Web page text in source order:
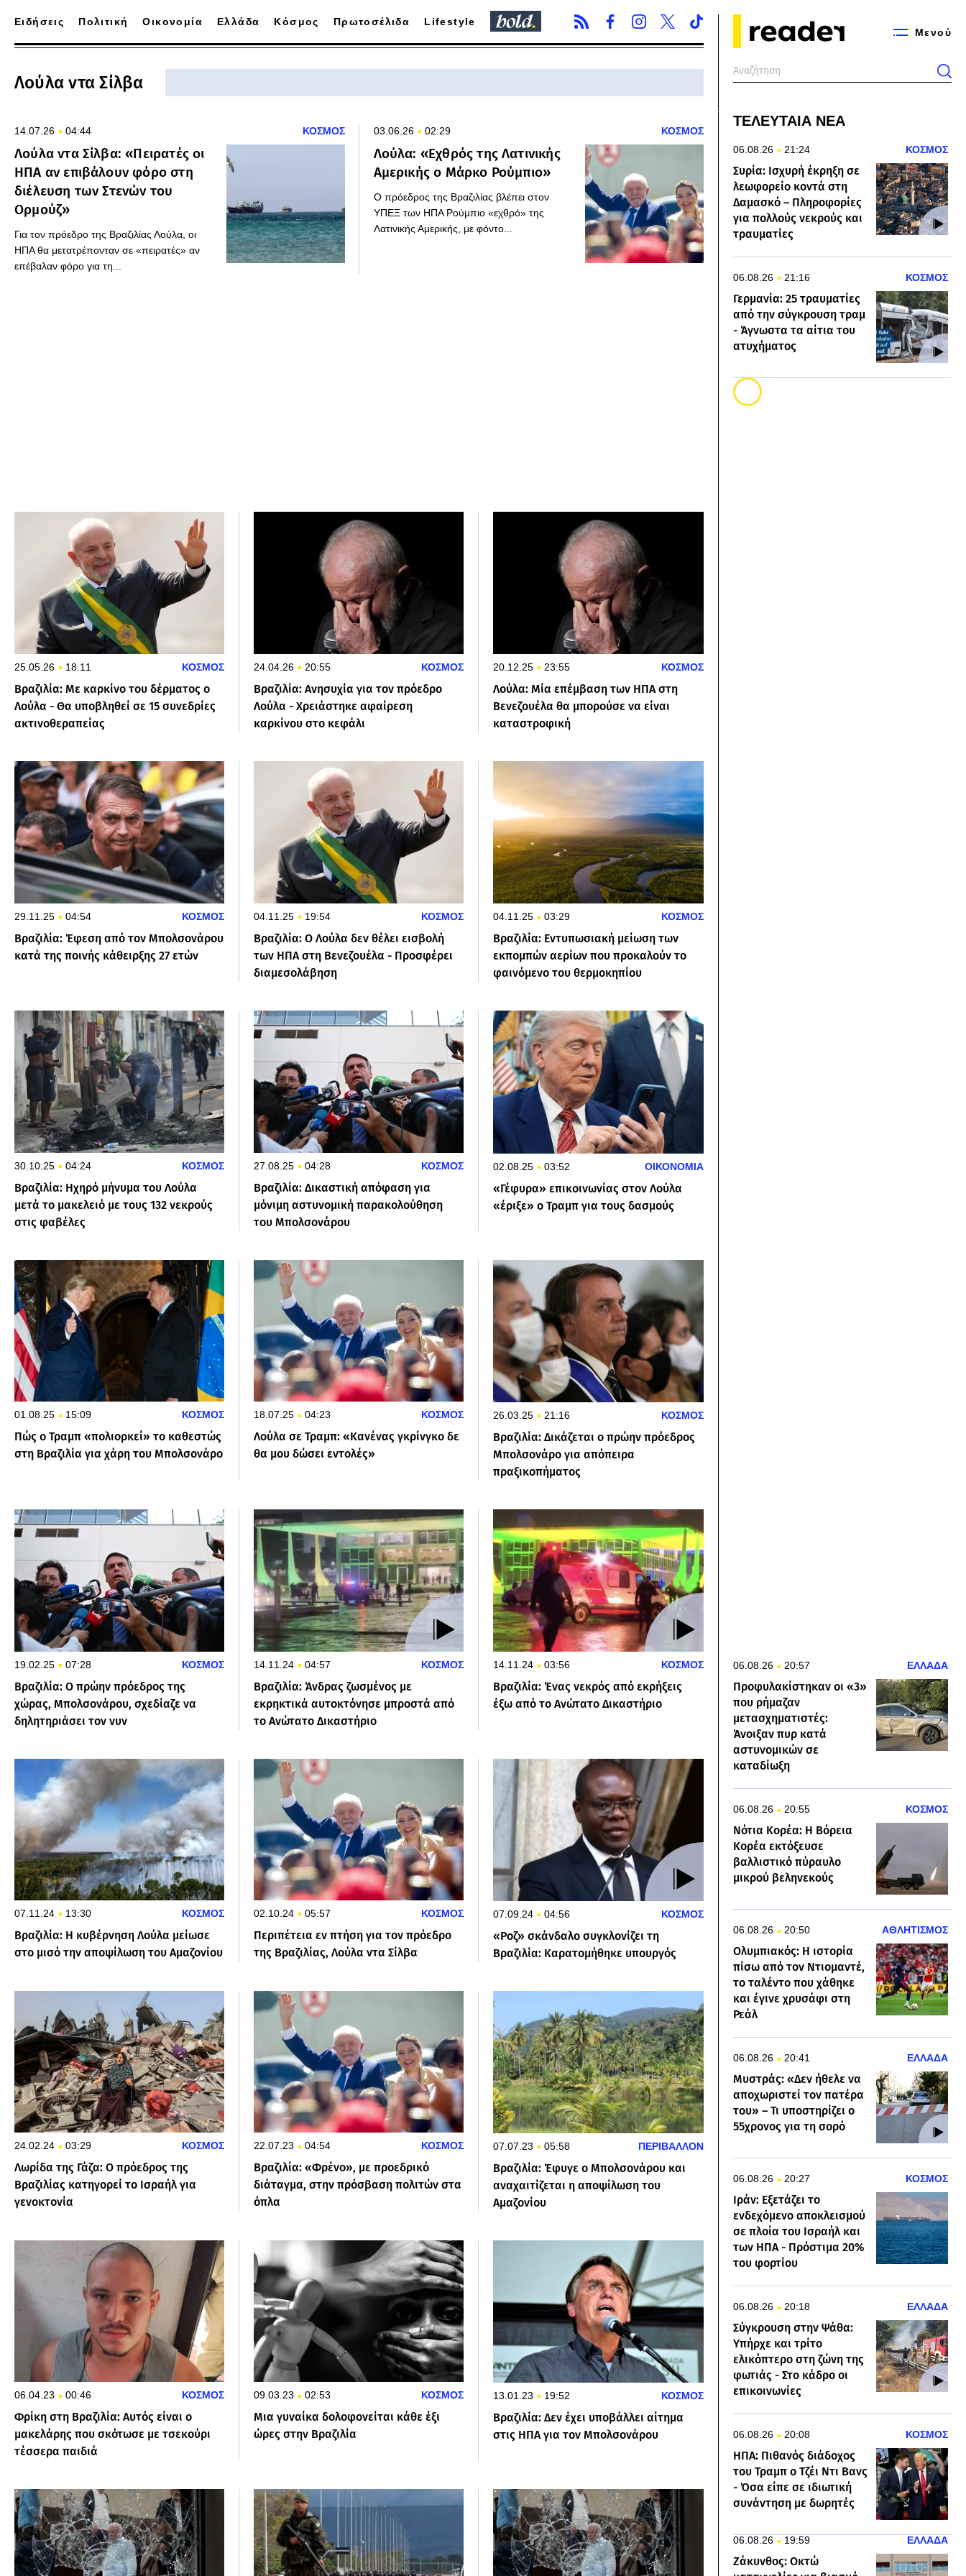
Μενού
Ειδήσεις Πολιτική Οικονομία Ελλάδα Κόσμος Πρωτοσέλιδα Lifestyle
Λούλα ντα Σίλβα
14.07.26 04:44 ΚΟΣΜΟΣ
Λούλα ντα Σίλβα: «Πειρατές οι
ΗΠΑ αν επιβάλουν φόρο στη
διέλευση των Στενών του
Ορμούζ»
Για τον πρόεδρο της Βραζιλίας Λούλα, οι
ΗΠΑ θα μετατρέπονταν σε «πειρατές» αν
επέβαλαν φόρο για τη...
03.06.26 02:29 ΚΟΣΜΟΣ
Λούλα: «Εχθρός της Λατινικής
Αμερικής ο Μάρκο Ρούμπιο»
Ο πρόεδρος της Βραζιλίας βλέπει στον
ΥΠΕΞ των ΗΠΑ Ρούμπιο «εχθρό» της
Λατινικής Αμερικής, με φόντο...
25.05.26 18:11 ΚΟΣΜΟΣ
Βραζιλία: Με καρκίνο του δέρματος ο
Λούλα - Θα υποβληθεί σε 15 συνεδρίες
ακτινοθεραπείας
24.04.26 20:55 ΚΟΣΜΟΣ
Βραζιλία: Ανησυχία για τον πρόεδρο
Λούλα - Χρειάστηκε αφαίρεση
καρκίνου στο κεφάλι
20.12.25 23:55 ΚΟΣΜΟΣ
Λούλα: Μία επέμβαση των ΗΠΑ στη
Βενεζουέλα θα μπορούσε να είναι
καταστροφική
29.11.25 04:54 ΚΟΣΜΟΣ
Βραζιλία: Έφεση από τον Μπολσονάρου
κατά της ποινής κάθειρξης 27 ετών
04.11.25 19:54 ΚΟΣΜΟΣ
Βραζιλία: Ο Λούλα δεν θέλει εισβολή
των ΗΠΑ στη Βενεζουέλα - Προσφέρει
διαμεσολάβηση
04.11.25 03:29 ΚΟΣΜΟΣ
Βραζιλία: Εντυπωσιακή μείωση των
εκπομπών αερίων που προκαλούν το
φαινόμενο του θερμοκηπίου
30.10.25 04:24 ΚΟΣΜΟΣ
Βραζιλία: Ηχηρό μήνυμα του Λούλα
μετά το μακελειό με τους 132 νεκρούς
στις φαβέλες
27.08.25 04:28 ΚΟΣΜΟΣ
Βραζιλία: Δικαστική απόφαση για
μόνιμη αστυνομική παρακολούθηση
του Μπολσονάρου
02.08.25 03:52 ΟΙΚΟΝΟΜΙΑ
«Γέφυρα» επικοινωνίας στον Λούλα
«έριξε» ο Τραμπ για τους δασμούς
01.08.25 15:09 ΚΟΣΜΟΣ
Πώς ο Τραμπ «πολιορκεί» το καθεστώς
στη Βραζιλία για χάρη του Μπολσονάρο
18.07.25 04:23 ΚΟΣΜΟΣ
Λούλα σε Τραμπ: «Κανένας γκρίνγκο δε
θα μου δώσει εντολές»
26.03.25 21:16 ΚΟΣΜΟΣ
Βραζιλία: Δικάζεται ο πρώην πρόεδρος
Μπολσονάρο για απόπειρα
πραξικοπήματος
19.02.25 07:28 ΚΟΣΜΟΣ
Βραζιλία: Ο πρώην πρόεδρος της
χώρας, Μπολσονάρου, σχεδίαζε να
δηλητηριάσει τον νυν
14.11.24 04:57 ΚΟΣΜΟΣ
Βραζιλία: Άνδρας ζωσμένος με
εκρηκτικά αυτοκτόνησε μπροστά από
το Ανώτατο Δικαστήριο
14.11.24 03:56 ΚΟΣΜΟΣ
Βραζιλία: Ένας νεκρός από εκρήξεις
έξω από το Ανώτατο Δικαστήριο
07.11.24 13:30 ΚΟΣΜΟΣ
Βραζιλία: Η κυβέρνηση Λούλα μείωσε
στο μισό την αποψίλωση του Αμαζονίου
02.10.24 05:57 ΚΟΣΜΟΣ
Περιπέτεια εν πτήση για τον πρόεδρο
της Βραζιλίας, Λούλα ντα Σίλβα
07.09.24 04:56 ΚΟΣΜΟΣ
«Ροζ» σκάνδαλο συγκλονίζει τη
Βραζιλία: Καρατομήθηκε υπουργός
24.02.24 03:29 ΚΟΣΜΟΣ
Λωρίδα της Γάζα: Ο πρόεδρος της
Βραζιλίας κατηγορεί το Ισραήλ για
γενοκτονία
22.07.23 04:54 ΚΟΣΜΟΣ
Βραζιλία: «Φρένο», με προεδρικό
διάταγμα, στην πρόσβαση πολιτών στα
όπλα
07.07.23 05:58 ΠΕΡΙΒΑΛΛΟΝ
Βραζιλία: Έφυγε ο Μπολσονάρου και
αναχαιτίζεται η αποψίλωση του
Αμαζονίου
06.04.23 00:46 ΚΟΣΜΟΣ
Φρίκη στη Βραζιλία: Αυτός είναι ο
μακελάρης που σκότωσε με τσεκούρι
τέσσερα παιδιά
09.03.23 02:53 ΚΟΣΜΟΣ
Μια γυναίκα δολοφονείται κάθε έξι
ώρες στην Βραζιλία
13.01.23 19:52 ΚΟΣΜΟΣ
Βραζιλία: Δεν έχει υποβάλλει αίτημα
στις ΗΠΑ για τον Μπολσονάρου
ΤΕΛΕΥΤΑΙΑ ΝΕΑ
06.08.26 21:24 ΚΟΣΜΟΣ
Συρία: Ισχυρή έκρηξη σε
λεωφορείο κοντά στη
Δαμασκό – Πληροφορίες
για πολλούς νεκρούς και
τραυματίες
06.08.26 21:16 ΚΟΣΜΟΣ
Γερμανία: 25 τραυματίες
από την σύγκρουση τραμ
- Άγνωστα τα αίτια του
ατυχήματος
06.08.26 20:57 ΕΛΛΑΔΑ
Προφυλακίστηκαν οι «3»
που ρήμαζαν
μετασχηματιστές:
Άνοιξαν πυρ κατά
αστυνομικών σε
καταδίωξη
06.08.26 20:55 ΚΟΣΜΟΣ
Νότια Κορέα: Η Βόρεια
Κορέα εκτόξευσε
βαλλιστικό πύραυλο
μικρού βεληνεκούς
06.08.26 20:50 ΑΘΛΗΤΙΣΜΟΣ
Ολυμπιακός: Η ιστορία
πίσω από τον Ντιομαντέ,
το ταλέντο που χάθηκε
και έγινε χρυσάφι στη
Ρεάλ
06.08.26 20:41 ΕΛΛΑΔΑ
Μυστράς: «Δεν ήθελε να
αποχωριστεί τον πατέρα
του» – Τι υποστηρίζει ο
55χρονος για τη σορό
06.08.26 20:27 ΚΟΣΜΟΣ
Ιράν: Εξετάζει το
ενδεχόμενο αποκλεισμού
σε πλοία του Ισραήλ και
των ΗΠΑ - Πρόστιμα 20%
του φορτίου
06.08.26 20:18 ΕΛΛΑΔΑ
Σύγκρουση στην Ψάθα:
Υπήρχε και τρίτο
ελικόπτερο στη ζώνη της
φωτιάς - Στο κάδρο οι
επικοινωνίες
06.08.26 20:08 ΚΟΣΜΟΣ
ΗΠΑ: Πιθανός διάδοχος
του Τραμπ ο Τζέι Ντι Βανς
- Όσα είπε σε ιδιωτική
συνάντηση με δωρητές
06.08.26 19:59 ΕΛΛΑΔΑ
Ζάκυνθος: Οκτώ